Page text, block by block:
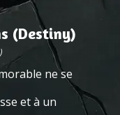
(Destiny)
ne se
et à un